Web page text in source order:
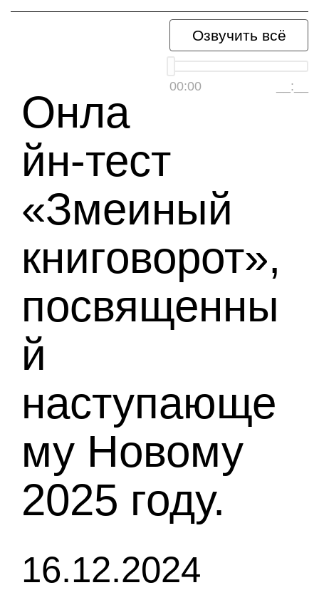
Озвучить всё
00:00 __:__
Онла
йн-тест
«Змеиный
книговорот»,
посвященны
й
наступающе
му Новому
2025 году.
16.12.2024